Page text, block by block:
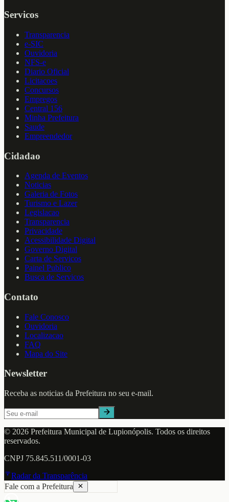
Servicos
Transparencia
e-SIC
Ouvidoria
NFS-e
Diario Oficial
Licitacoes
Concursos
Empregos
Central 156
Minha Prefeitura
Saude
Empreendedor
Cidadao
Agenda de Eventos
Noticias
Galeria de Fotos
Turismo e Lazer
Legislacao
Transparencia
Privacidade
Acessibilidade Digital
Governo Digital
Carta de Servicos
Painel Publico
Busca de Servicos
Contato
Fale Conosco
Ouvidoria
Localizacao
FAQ
Mapa do Site
Newsletter
Receba as noticias da Prefeitura no seu e-mail.
© 2026 Prefeitura Municipal de Lupionópolis. Todos os direitos
reservados.
CNPJ 75.845.511/0001-03
Radar da Transparência
Fale com a Prefeitura